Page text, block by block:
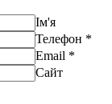
Ім'я
Телефон *
Email *
Сайт